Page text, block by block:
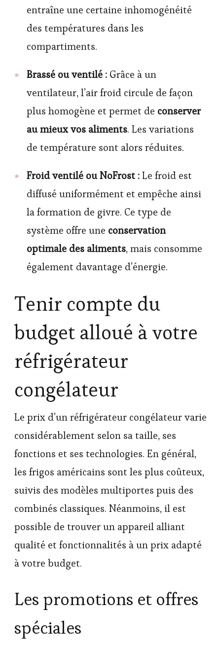
entraîne une certaine inhomogénéité
des températures dans les
compartiments.
Brassé ou ventilé : Grâce à un
ventilateur, l’air froid circule de façon
plus homogène et permet de conserver
au mieux vos aliments. Les variations
de température sont alors réduites.
Froid ventilé ou NoFrost :Le froid est
diffusé uniformément et empêche ainsi
la formation de givre. Ce type de
système offre une conservation
optimale des aliments, mais consomme
également davantage d’énergie.
Tenir compte du
budget alloué à votre
réfrigérateur
congélateur
Le prix d’un réfrigérateur congélateur varie
considérablement selon sa taille, ses
fonctions et ses technologies. En général,
les frigos américains sont les plus coûteux,
suivis des modèles multiportes puis des
combinés classiques. Néanmoins, il est
possible de trouver un appareil alliant
qualité et fonctionnalités à un prix adapté
à votre budget.
Les promotions et offres
spéciales